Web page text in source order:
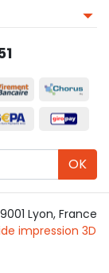
OK
Lyon, France
impression 3D